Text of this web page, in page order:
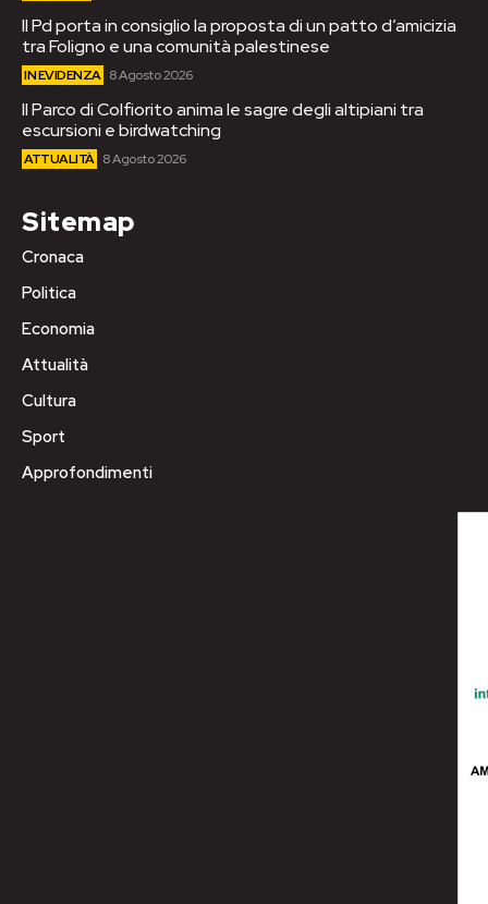
Il Pd porta in consiglio la proposta di un patto d’amicizia
tra Foligno e una comunità palestinese
IN EVIDENZA 8 Agosto 2026
Il Parco di Colfiorito anima le sagre degli altipiani tra
escursioni e birdwatching
ATTUALITÀ 8 Agosto 2026
Sitemap
Cronaca
Politica
Economia
Attualità
Cultura
Sport
Approfondimenti